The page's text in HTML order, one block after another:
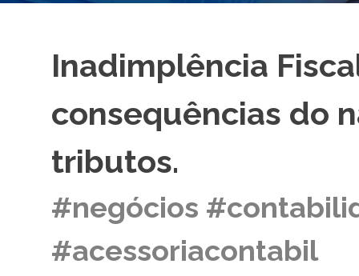
Inadimplência
consequências do
tributos.
#negócios
#acessoriacontabil